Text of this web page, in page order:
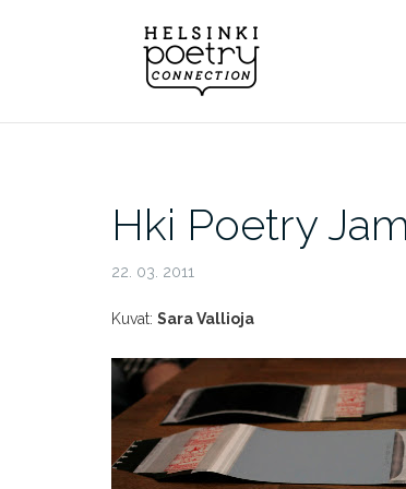
Hki Poetry
22. 03. 2011
Kuvat: Sara Vallioja